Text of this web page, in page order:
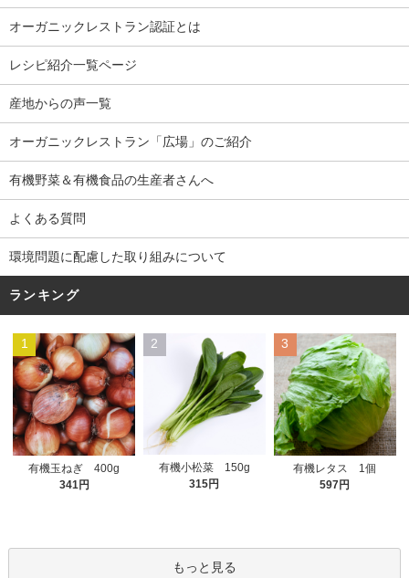
オーガニックレストラン認証とは
レシピ紹介一覧ページ
産地からの声一覧
オーガニックレストラン「広場」のご紹介
有機野菜＆有機食品の生産者さんへ
よくある質問
環境問題に配慮した取り組みについて
ランキング
1
有機玉ねぎ 400g
341円
2
有機小松菜 150g
315円
3
有機レタス 1個
597円
もっと見る